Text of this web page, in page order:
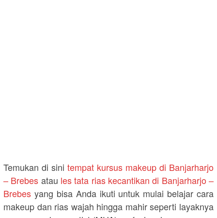
Temukan di sini tempat kursus makeup di Banjarharjo
– Brebes atau les tata rias kecantikan di Banjarharjo –
Brebes yang bisa Anda ikuti untuk mulai belajar cara
makeup dan rias wajah hingga mahir seperti layaknya